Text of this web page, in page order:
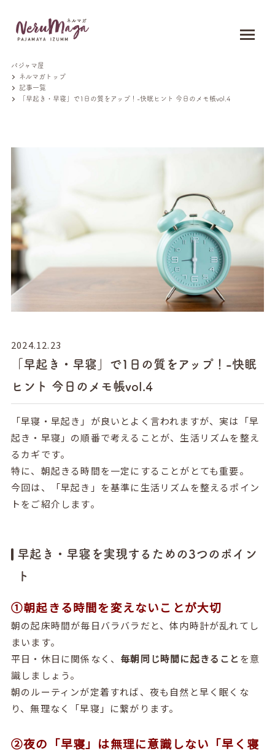
パジャマ屋
ネルマガトップ
記事一覧
「早起き・早寝」で1日の質をアップ！-快眠ヒント 今日のメモ帳vol.4
2024.12.23
「早起き・早寝」で1日の質をアップ！-快眠
ヒント 今日のメモ帳vol.4
「早寝・早起き」が良いとよく言われますが、実は「早
起き・早寝」の順番で考えることが、生活リズムを整え
るカギです。
特に、朝起きる時間を一定にすることがとても重要。
今回は、「早起き」を基準に生活リズムを整えるポイン
トをご紹介します。
早起き・早寝を実現するための3つのポイン
ト
①朝起きる時間を変えないことが大切
朝の起床時間が毎日バラバラだと、体内時計が乱れてし
まいます。
平日・休日に関係なく、 毎朝同じ時間に起きることを意
識しましょう。
朝のルーティンが定着すれば、夜も自然と早く眠くな
り、無理なく「早寝」に繋がります。
②夜の「早寝」は無理に意識しない「早く寝